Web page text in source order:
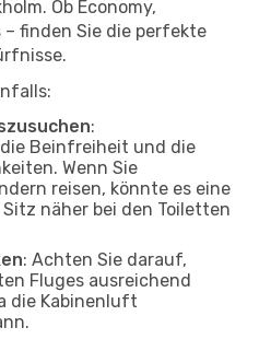
Ob Economy,
– finden Sie die perfekte
:
Beinfreiheit und die
Wenn Sie
reisen, könnte es eine
näher bei den Toiletten
: Achten Sie darauf,
Fluges ausreichend
die Kabinenluft